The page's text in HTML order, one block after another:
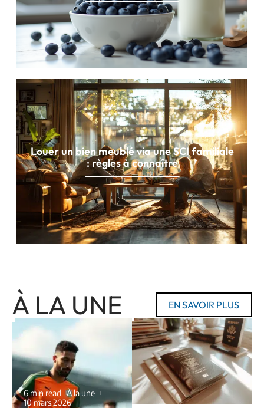
Louer un bien meublé via une SCI familiale
: règles à connaître
À LA UNE EN SAVOIR PLUS
6 min read
À la une
10 mars 2026